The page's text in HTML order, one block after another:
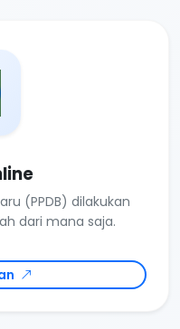
(PPDB) dilakukan
dari mana saja.